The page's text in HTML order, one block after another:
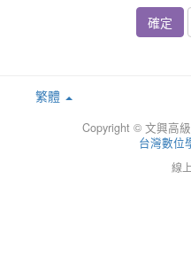
確定
繁體
Copyright © 文興高
台灣數位
線